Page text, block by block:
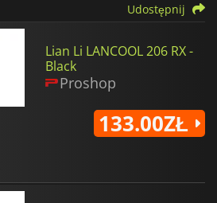
Udostępnij
Lian Li LANCOOL 206 RX -
Black
Proshop
133.00ZŁ